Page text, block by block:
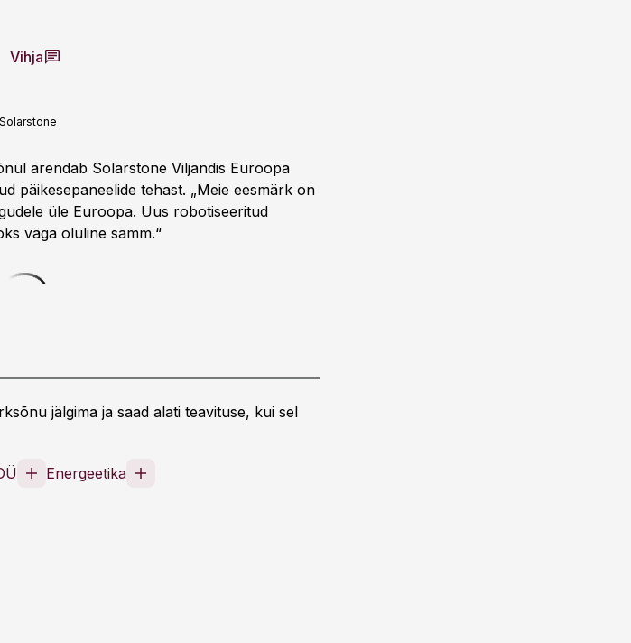
Vihja
Solarstone
arendab Solarstone Viljandis Euroopa
päikesepaneelide tehast. „Meie eesmärk on
üle Euroopa. Uus robotiseeritud
väga oluline samm.“
jälgima ja saad alati teavituse, kui sel
Energeetika